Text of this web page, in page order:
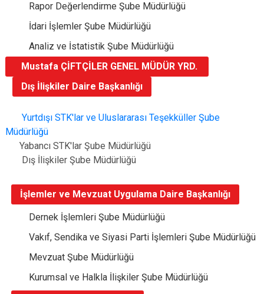
Rapor Değerlendirme Şube Müdürlüğü
İdari İşlemler Şube Müdürlüğü
Analiz ve İstatistik Şube Müdürlüğü
Mustafa ÇİFTÇİLER GENEL MÜDÜR YRD.
Dış İlişkiler Daire Başkanlığı
Yurtdışı STK'lar ve Uluslararası Teşekküller Şube
Müdürlüğü
Yabancı STK'lar Şube Müdürlüğü
Dış İlişkiler Şube Müdürlüğü
İşlemler ve Mevzuat Uygulama Daire Başkanlığı
Dernek İşlemleri Şube Müdürlüğü
Vakıf, Sendika ve Siyasi Parti İşlemleri Şube Müdürlüğü
Mevzuat Şube Müdürlüğü
Kurumsal ve Halkla İlişkiler Şube Müdürlüğü